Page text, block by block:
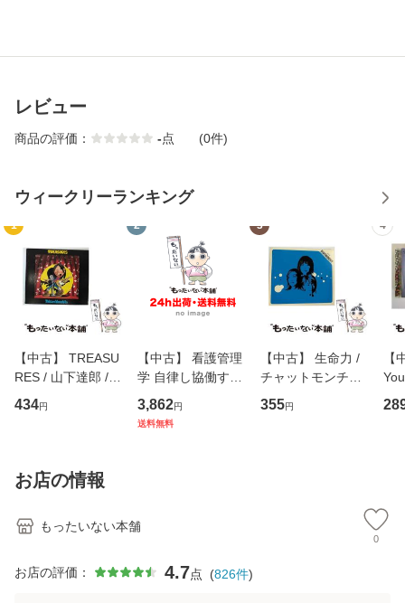
レビュー
商品の評価： -点 (0件)
ウィークリーランキング
1
【中古】 TREASU
RES / 山下達郎 /
イーストウエス
ト・ジャパン [CD]
434円
2
【中古】 看護管理
学 自律し協働する
専門職の看護マネ
ジメントスキル 改
3,862円
送料無料
3
【中古】 生命力 /
チャットモンチー /
キューンレコード
[CD]【メール便送
355円
4
【
のが
お店の情報
もったいない本舗
0
お店の評価： 4.7点 (826件)